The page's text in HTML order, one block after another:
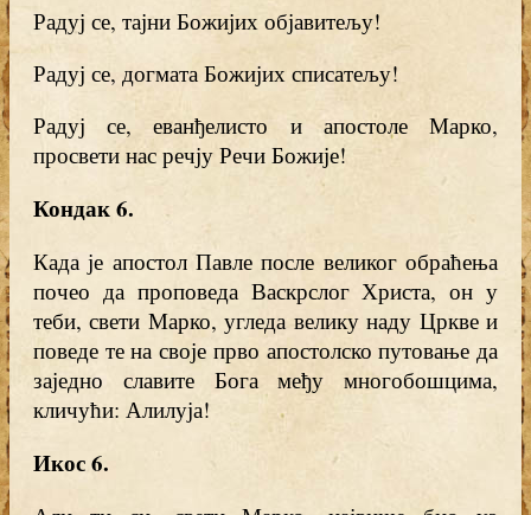
Радуј се, тајни Божијих објавитељу!
Радуј се, догмата Божијих списатељу!
Радуј се, еванђелисто и апостоле Марко,
просвети нас речју Речи Божије!
Кондак 6.
Када је апостол Павле после великог обраћења
почео да проповеда Васкрслог Христа, он у
теби, свети Марко, угледа велику наду Цркве и
поведе те на своје прво апостолско путовање да
заједно славите Бога међу многобошцима,
кличући: Алилуја!
Икос 6.